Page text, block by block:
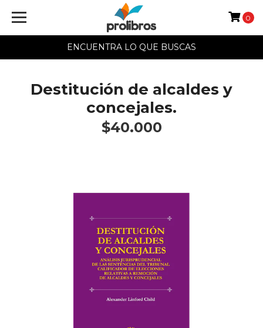
ENCUENTRA LO QUE BUSCAS
0
Destitución de alcaldes y
concejales.
$40.000